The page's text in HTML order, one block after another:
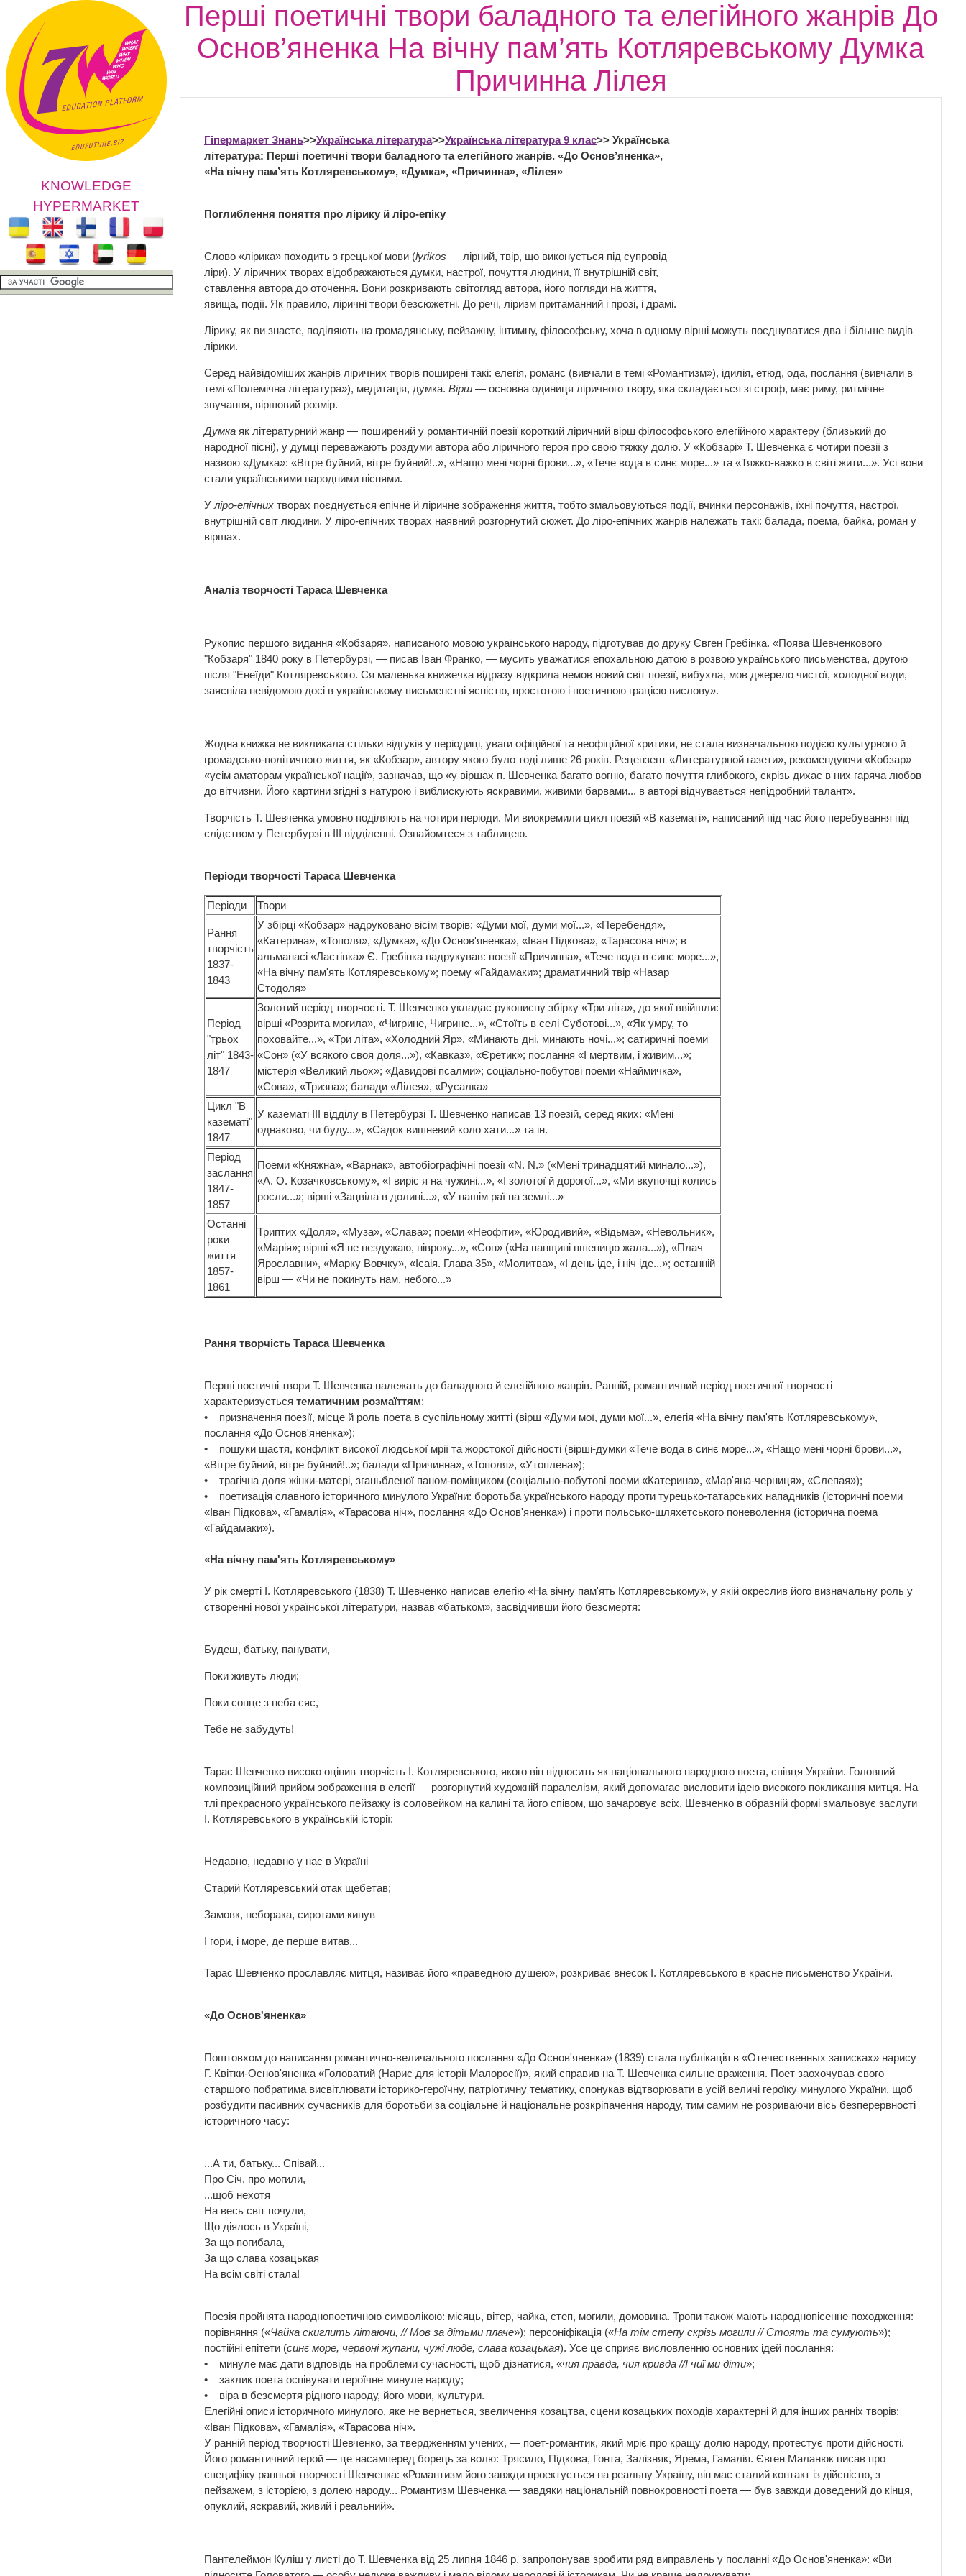
KNOWLEDGE
HYPERMARKET
Перші поетичні твори баладного та елегійного жанрів До
Основ’яненка На вічну пам’ять Котляревському Думка
Причинна Лілея
Гіпермаркет Знань>>Українська література>>Українська література 9 клас>> Українська
література: Перші поетичні твори баладного та елегійного жанрів. «До Основ’яненка»,
«На вічну пам’ять Котляревському», «Думка», «Причинна», «Лілея»
Поглиблення поняття про лірику й ліро-епіку
Слово «лірика» походить з грецької мови (lyrikos — лірний, твір, що виконується під супровід
ліри). У ліричних творах відображаються думки, настрої, почуття людини, її внутрішній світ,
ставлення автора до оточення. Вони розкривають світогляд автора, його погляди на життя,
явища, події. Як правило, ліричні твори безсюжетні. До речі, ліризм притаманний і прозі, і драмі.
Лірику, як ви знаєте, поділяють на громадянську, пейзажну, інтимну, філософську, хоча в одному вірші можуть поєднуватися два і більше видів
лірики.
Серед найвідоміших жанрів ліричних творів поширені такі: елегія, романс (вивчали в темі «Романтизм»), ідилія, етюд, ода, послання (вивчали в
темі «Полемічна література»), медитація, думка. Вірш — основна одиниця ліричного твору, яка складається зі строф, має риму, ритмічне
звучання, віршовий розмір.
Думка як літературний жанр — поширений у романтичній поезії короткий ліричний вірш філософського елегійного характеру (близький до
народної пісні), у думці переважають роздуми автора або ліричного героя про свою тяжку долю. У «Кобзарі» Т. Шевченка є чотири поезії з
назвою «Думка»: «Вітре буйний, вітре буйний!..», «Нащо мені чорні брови...», «Тече вода в синє море...» та «Тяжко-важко в світі жити...». Усі вони
стали українськими народними піснями.
У ліро-епічних творах поєднується епічне й ліричне зображення життя, тобто змальовуються події, вчинки персонажів, їхні почуття, настрої,
внутрішній світ людини. У ліро-епічних творах наявний розгорнутий сюжет. До ліро-епічних жанрів належать такі: балада, поема, байка, роман у
віршах.
Аналіз творчості Тараса Шевченка
Рукопис першого видання «Кобзаря», написаного мовою українського народу, підготував до друку Євген Гребінка. «Поява Шевченкового
"Кобзаря" 1840 року в Петербурзі, — писав Іван Франко, — мусить уважатися епохальною датою в розвою українського письменства, другою
після "Енеїди" Котляревського. Ся маленька книжечка відразу відкрила немов новий світ поезії, вибухла, мов джерело чистої, холодної води,
заясніла невідомою досі в українському письменстві ясністю, простотою і поетичною грацією вислову».
Жодна книжка не викликала стільки відгуків у періодиці, уваги офіційної та неофіційної критики, не стала визначальною подією культурного й
громадсько-політичного життя, як «Кобзар», автору якого було тоді лише 26 років. Рецензент «Литературной газети», рекомендуючи «Кобзар»
«усім аматорам української нації», зазначав, що «у віршах п. Шевченка багато вогню, багато почуття глибокого, скрізь дихає в них гаряча любов
до вітчизни. Його картини згідні з натурою і виблискують яскравими, живими барвами... в авторі відчувається непідробний талант».
Творчість Т. Шевченка умовно поділяють на чотири періоди. Ми виокремили цикл поезій «В казематі», написаний під час його перебування під
слідством у Петербурзі в III відділенні. Ознайомтеся з таблицею.
Періоди творчості Тараса Шевченка
Періоди Твори
Рання
творчість
1837-
1843
У збірці «Кобзар» надруковано вісім творів: «Думи мої, думи мої...», «Перебендя»,
«Катерина», «Тополя», «Думка», «До Основ'яненка», «Іван Підкова», «Тарасова ніч»; в
альманасі «Ластівка» Є. Гребінка надрукував: поезії «Причинна», «Тече вода в синє море...»,
«На вічну пам'ять Котляревському»; поему «Гайдамаки»; драматичний твір «Назар
Стодоля»
Період
"трьох
літ" 1843-
1847
Золотий період творчості. Т. Шевченко укладає рукописну збірку «Три літа», до якої ввійшли:
вірші «Розрита могила», «Чигрине, Чигрине...», «Стоїть в селі Суботові...», «Як умру, то
поховайте...», «Три літа», «Холодний Яр», «Минають дні, минають ночі...»; сатиричні поеми
«Сон» («У всякого своя доля...»), «Кавказ», «Єретик»; послання «І мертвим, і живим...»;
містерія «Великий льох»; «Давидові псалми»; соціально-побутові поеми «Наймичка»,
«Сова», «Тризна»; балади «Лілея», «Русалка»
Цикл "В
казематі"
1847
У казематі III відділу в Петербурзі Т. Шевченко написав 13 поезій, серед яких: «Мені
однаково, чи буду...», «Садок вишневий коло хати...» та ін.
Період
заслання
1847-
1857
Поеми «Княжна», «Варнак», автобіографічні поезії «N. N.» («Мені тринадцятий минало...»),
«А. О. Козачковському», «І виріс я на чужині...», «І золотої й дорогої...», «Ми вкупочці колись
росли...»; вірші «Зацвіла в долині...», «У нашім раї на землі...»
Останні
роки
життя
1857-
1861
Триптих «Доля», «Муза», «Слава»; поеми «Неофіти», «Юродивий», «Відьма», «Невольник»,
«Марія»; вірші «Я не нездужаю, нівроку...», «Сон» («На панщині пшеницю жала...»), «Плач
Ярославни», «Марку Вовчку», «Ісаія. Глава 35», «Молитва», «І день іде, і ніч іде...»; останній
вірш — «Чи не покинуть нам, небого...»
Рання творчість Тараса Шевченка
Перші поетичні твори Т. Шевченка належать до баладного й елегійного жанрів. Ранній, романтичний період поетичної творчості
характеризується тематичним розмаїттям:
• призначення поезії, місце й роль поета в суспільному житті (вірш «Думи мої, думи мої...», елегія «На вічну пам'ять Котляревському»,
послання «До Основ'яненка»);
• пошуки щастя, конфлікт високої людської мрії та жорстокої дійсності (вірші-думки «Тече вода в синє море...», «Нащо мені чорні брови...»,
«Вітре буйний, вітре буйний!..»; балади «Причинна», «Тополя», «Утоплена»);
• трагічна доля жінки-матері, зганьбленої паном-поміщиком (соціально-побутові поеми «Катерина», «Мар'яна-черниця», «Слепая»);
• поетизація славного історичного минулого України: боротьба українського народу проти турецько-татарських нападників (історичні поеми
«Іван Підкова», «Гамалія», «Тарасова ніч», послання «До Основ'яненка») і проти польсько-шляхетського поневолення (історична поема
«Гайдамаки»).
«На вічну пам'ять Котляревському»
У рік смерті І. Котляревського (1838) Т. Шевченко написав елегію «На вічну пам'ять Котляревському», у якій окреслив його визначальну роль у
створенні нової української літератури, назвав «батьком», засвідчивши його безсмертя:
Будеш, батьку, панувати,
Поки живуть люди;
Поки сонце з неба сяє,
Тебе не забудуть!
Тарас Шевченко високо оцінив творчість І. Котляревського, якого він підносить як національного народного поета, співця України. Головний
композиційний прийом зображення в елегії — розгорнутий художній паралелізм, який допомагає висловити ідею високого покликання митця. На
тлі прекрасного українського пейзажу із соловейком на калині та його співом, що зачаровує всіх, Шевченко в образній формі змальовує заслуги
І. Котляревського в українській історії:
Недавно, недавно у нас в Україні
Старий Котляревський отак щебетав;
Замовк, неборака, сиротами кинув
І гори, і море, де перше витав...
Тарас Шевченко прославляє митця, називає його «праведною душею», розкриває внесок І. Котляревського в красне письменство України.
«До Основ'яненка»
Поштовхом до написання романтично-величального послання «До Основ'яненка» (1839) стала публікація в «Отечественных записках» нарису
Г. Квітки-Основ'яненка «Головатий (Нарис для історії Малоросії)», який справив на Т. Шевченка сильне враження. Поет заохочував свого
старшого побратима висвітлювати історико-героїчну, патріотичну тематику, спонукав відтворювати в усій величі героїку минулого України, щоб
розбудити пасивних сучасників для боротьби за соціальне й національне розкріпачення народу, тим самим не розриваючи вісь безперервності
історичного часу:
...А ти, батьку... Співай...
Про Січ, про могили,
...щоб нехотя
На весь світ почули,
Що діялось в Україні,
За що погибала,
За що слава козацькая
На всім світі стала!
Поезія пройнята народнопоетичною символікою: місяць, вітер, чайка, степ, могили, домовина. Тропи також мають народнопісенне походження:
порівняння («Чайка скиглить літаючи, // Мов за дітьми плаче»); персоніфікація («На тім степу скрізь могили // Стоять та сумують»);
постійні епітети (синє море, червоні жупани, чужі люде, слава козацькая). Усе це сприяє висловленню основних ідей послання:
• минуле має дати відповідь на проблеми сучасності, щоб дізнатися, «чия правда, чия кривда //І чиї ми діти»;
• заклик поета оспівувати героїчне минуле народу;
• віра в безсмертя рідного народу, його мови, культури.
Елегійні описи історичного минулого, яке не вернеться, звеличення козацтва, сцени козацьких походів характерні й для інших ранніх творів:
«Іван Підкова», «Гамалія», «Тарасова ніч».
У ранній період творчості Шевченко, за твердженням учених, — поет-романтик, який мріє про кращу долю народу, протестує проти дійсності.
Його романтичний герой — це насамперед борець за волю: Трясило, Підкова, Гонта, Залізняк, Ярема, Гамалія. Євген Маланюк писав про
специфіку ранньої творчості Шевченка: «Романтизм його завжди проектується на реальну Україну, він має сталий контакт із дійсністю, з
пейзажем, з історією, з долею народу... Романтизм Шевченка — завдяки національній повнокровності поета — був завжди доведений до кінця,
опуклий, яскравий, живий і реальний».
Пантелеймон Куліш у листі до Т. Шевченка від 25 липня 1846 р. запропонував зробити ряд виправлень у посланні «До Основ'яненка»: «Ви